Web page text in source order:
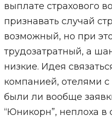
выплате страхового
признавать случай
возможный, но при
трудозатратный, а
низкие. Идея
компанией, отелями
были ли вообще
“Юникорн”, неплоха в